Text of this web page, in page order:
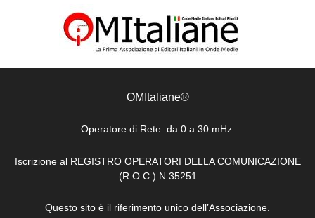
OMItaliane®
Operatore di Rete da 0 a 30 mHz
Iscrizione al REGISTRO OPERATORI DELLA COMUNICAZIONE
(R.O.C.) N.35251
Questo sito è il riferimento unico dell’Associazione.